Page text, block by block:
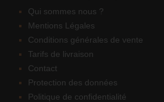
Qui sommes nous ?
Mentions Légales
Conditions générales de vente
Tarifs de livraison
Contact
Protection des données
Politique de confidentialité